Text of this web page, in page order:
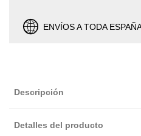
ENVÍOS A TODA
Descripción
Detalles del producto